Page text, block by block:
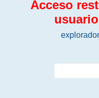
Acceso